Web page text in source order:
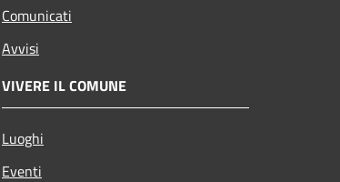
Comunicati
Avvisi
VIVERE IL COMUNE
Luoghi
Eventi